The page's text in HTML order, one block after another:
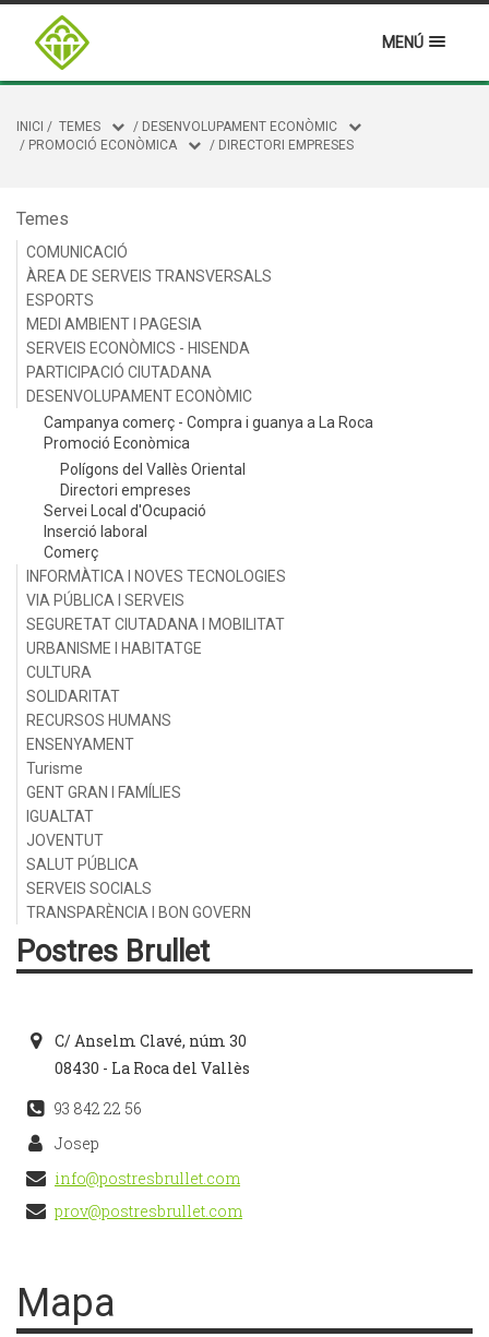
MENÚ
INICI / TEMES / DESENVOLUPAMENT ECONÒMIC
/ PROMOCIÓ ECONÒMICA / DIRECTORI EMPRESES
Temes
COMUNICACIÓ
ÀREA DE SERVEIS TRANSVERSALS
ESPORTS
MEDI AMBIENT I PAGESIA
SERVEIS ECONÒMICS - HISENDA
PARTICIPACIÓ CIUTADANA
DESENVOLUPAMENT ECONÒMIC
Campanya comerç - Compra i guanya a La Roca
Promoció Econòmica
Polígons del Vallès Oriental
Directori empreses
Servei Local d'Ocupació
Inserció laboral
Comerç
INFORMÀTICA I NOVES TECNOLOGIES
VIA PÚBLICA I SERVEIS
SEGURETAT CIUTADANA I MOBILITAT
URBANISME I HABITATGE
CULTURA
SOLIDARITAT
RECURSOS HUMANS
ENSENYAMENT
Turisme
GENT GRAN I FAMÍLIES
IGUALTAT
JOVENTUT
SALUT PÚBLICA
SERVEIS SOCIALS
TRANSPARÈNCIA I BON GOVERN
Postres Brullet
C/ Anselm Clavé, núm 30
08430 - La Roca del Vallès
93 842 22 56
Josep
info@postresbrullet.com
prov@postresbrullet.com
Mapa